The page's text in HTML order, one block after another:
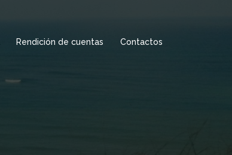
Rendición de cuentas Contactos